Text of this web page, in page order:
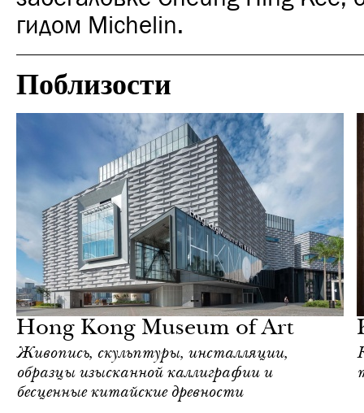
гидом Michelin.
Поблизости
Hong Kong Museum of Art
Живопись, скульптуры, инсталляции,
образцы изысканной каллиграфии и
бесценные китайские древности